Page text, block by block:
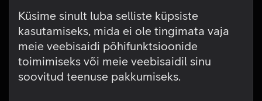
Küsime sinult luba selliste küpsiste
kasutamiseks, mida ei ole tingimata vaja
meie veebisaidi põhifunktsioonide
toimimiseks või meie veebisaidil sinu
soovitud teenuse pakkumiseks.
Tehniline viga